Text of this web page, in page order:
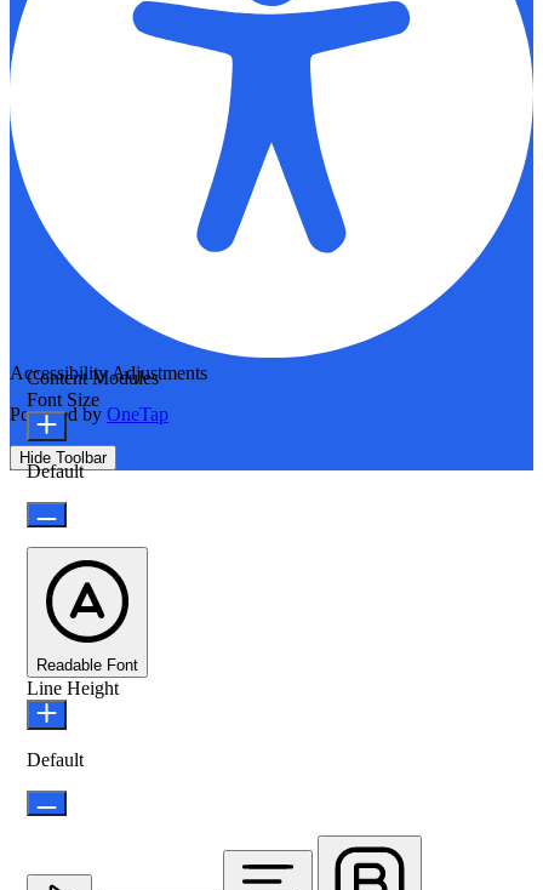
Accessibility Adjustments
Powered by OneTap
Hide Toolbar
Content Modules
Font Size
Default
Readable Font
Line Height
Default